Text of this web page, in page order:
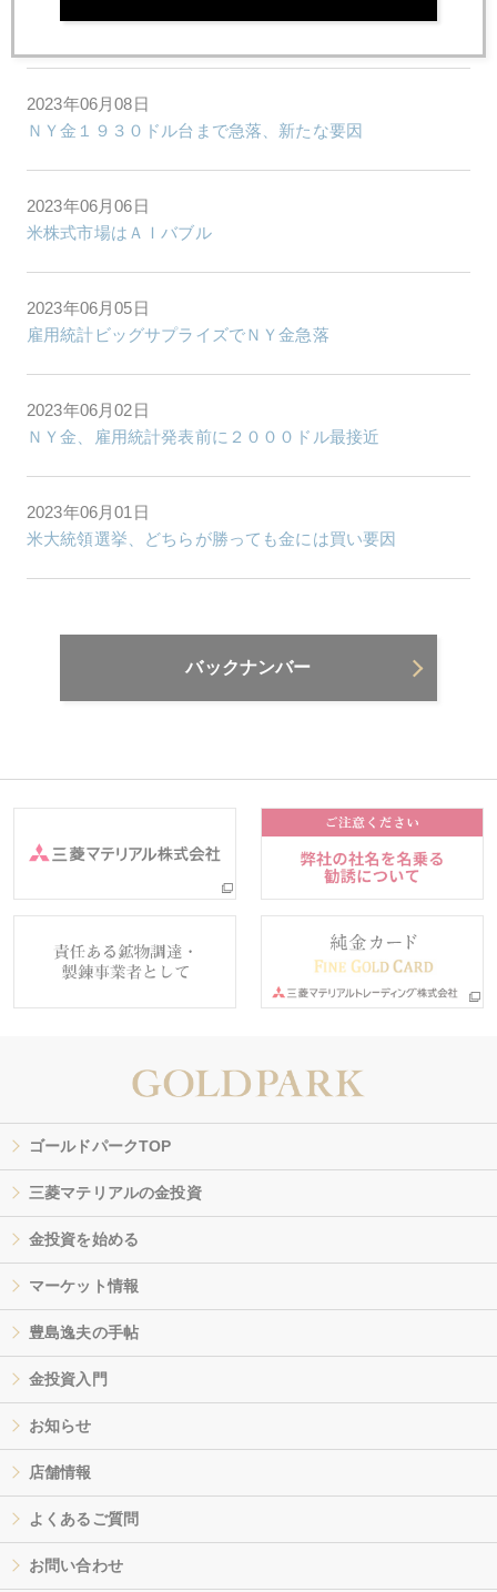
米カリスマ、金１０～１５％保有推奨
2023年06月08日
ＮＹ金１９３０ドル台まで急落、新たな要因
2023年06月06日
米株式市場はＡＩバブル
2023年06月05日
雇用統計ビッグサプライズでＮＹ金急落
2023年06月02日
ＮＹ金、雇用統計発表前に２０００ドル最接近
2023年06月01日
米大統領選挙、どちらが勝っても金には買い要因
バックナンバー
ゴールドパークTOP
三菱マテリアルの金投資
金投資を始める
マーケット情報
豊島逸夫の手帖
金投資入門
お知らせ
店舗情報
よくあるご質問
お問い合わせ